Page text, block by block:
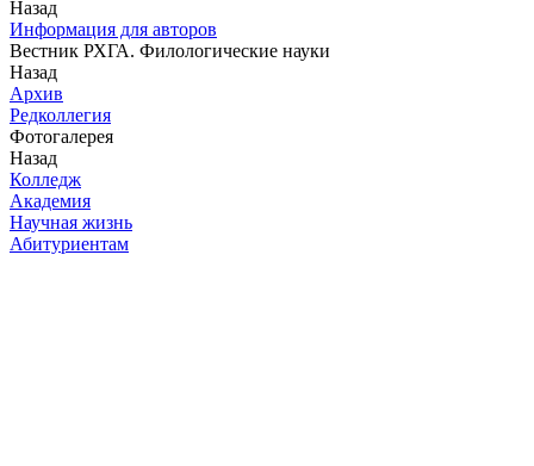
Назад
Информация для авторов
Вестник РХГА. Филологические науки
Назад
Архив
Редколлегия
Фотогалерея
Назад
Колледж
Академия
Научная жизнь
Абитуриентам